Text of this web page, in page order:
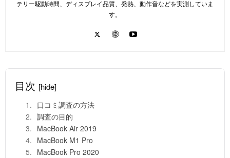
テリー駆動時間、ディスプレイ品質、発熱、動作音などを実測していま
す。
目次 [hide]
口コミ調査の方法
調査の目的
MacBook Air 2019
MacBook M1 Pro
MacBook Pro 2020